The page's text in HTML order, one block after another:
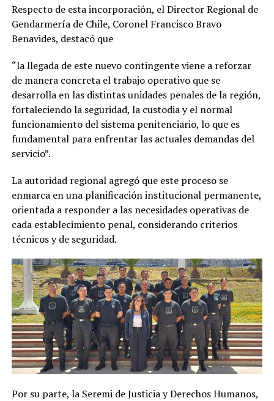
Respecto de esta incorporación, el Director Regional de
Gendarmería de Chile, Coronel Francisco Bravo
Benavides, destacó que
“la llegada de este nuevo contingente viene a reforzar
de manera concreta el trabajo operativo que se
desarrolla en las distintas unidades penales de la región,
fortaleciendo la seguridad, la custodia y el normal
funcionamiento del sistema penitenciario, lo que es
fundamental para enfrentar las actuales demandas del
servicio”.
La autoridad regional agregó que este proceso se
enmarca en una planificación institucional permanente,
orientada a responder a las necesidades operativas de
cada establecimiento penal, considerando criterios
técnicos y de seguridad.
Por su parte, la Seremi de Justicia y Derechos Humanos,